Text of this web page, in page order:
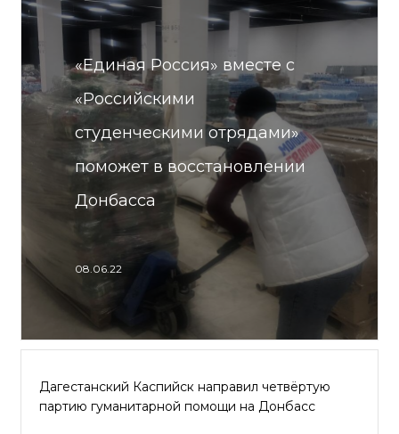
«Единая Россия» вместе с
«Российскими
студенческими отрядами»
поможет в восстановлении
Донбасса
08.06.22
Дагестанский Каспийск направил четвёртую
партию гуманитарной помощи на Донбасс